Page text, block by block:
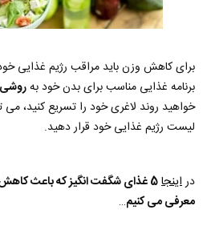
برای کاهش وزن باید مراقب رژیم غذایی
برنامه غذایی مناسب برای بدن خود بهروشی
خواهید روند لاغری خود را تسریع کنید، می
لیست رژیم غذایی خود قرار دهید.
دراینجا
5 غذای شگفت انگیز که باعث
معرفی می کنیم…